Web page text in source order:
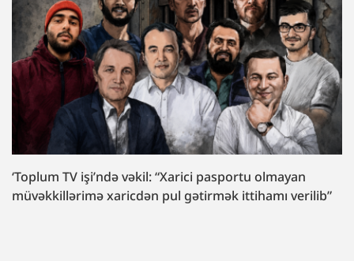
‘Toplum TV işi’ndə vəkil: “Xarici pasportu olmayan
müvəkkillərimə xaricdən pul gətirmək ittihamı verilib”